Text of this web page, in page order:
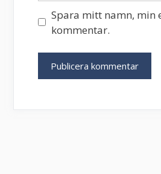
Spara mitt namn, min
kommentar.